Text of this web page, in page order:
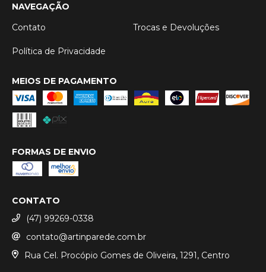
NAVEGAÇÃO
Contato
Trocas e Devoluções
Política de Privacidade
MEIOS DE PAGAMENTO
FORMAS DE ENVIO
CONTATO
(47) 99269-0338
contato@artinparede.com.br
Rua Cel. Procópio Gomes de Oliveira, 1291, Centro